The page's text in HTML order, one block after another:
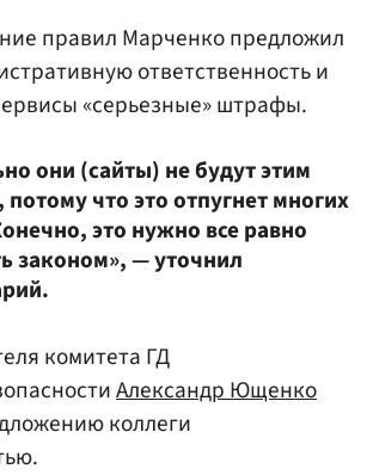
правил Марченко предложил
ответственность и
«серьезные» штрафы.
они (сайты) не будут этим
потому что это отпугнет многих
это нужно все равно
законом», — уточнил
комитета ГД
Александр Ющенко
коллеги